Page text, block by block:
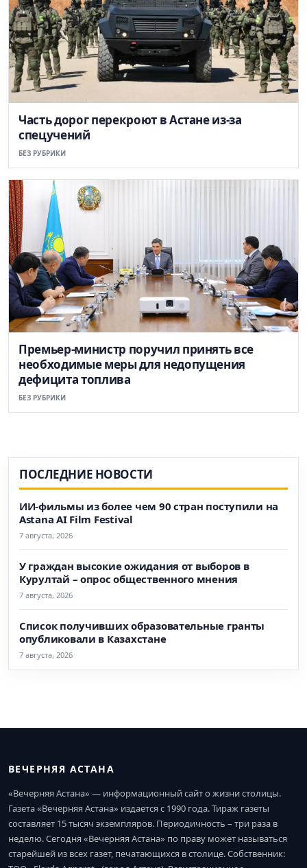
Часть дорог перекроют в Астане из-за
спецучений
БЕЗ РУБРИКИ
Премьер-министр поручил принять все
необходимые меры для недопущения
дефицита топлива
БЕЗ РУБРИКИ
ПОСЛЕДНИЕ НОВОСТИ
ИИ-фильмы из более чем 90 стран поступили на
Astana AI Film Festival
7 августа, 2026
У граждан высокие ожидания от выборов в
Курултай – опрос общественного мнения
7 августа, 2026
Список получивших образовательные гранты
опубликовали в Казахстане
7 августа, 2026
ВЕЧЕРНЯЯ АСТАНА
«Вечерняя Астана» — информационный сайт о жизни столицы.
Газета «Вечерняя Астана» издается с 1990 года. Тираж газеты
составляет 15 тысяч экземпляров. Периодичность – три раза в
неделю. Сегодня «Вечерняя Астана» по праву может называться
старейшей из всех газет, печатающихся в столице. Собственник: